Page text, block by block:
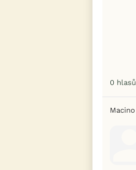
0 hlasů
Macino